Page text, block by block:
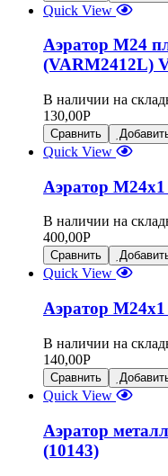
Quick View
Аэратор М24
(VARM2412L)
В наличии на
130,00Р
Сравнить
Quick View
Аэратор М24х1
В наличии на
400,00Р
Сравнить
Quick View
Аэратор М24х1
В наличии на
140,00Р
Сравнить
Quick View
Аэратор
(10143)